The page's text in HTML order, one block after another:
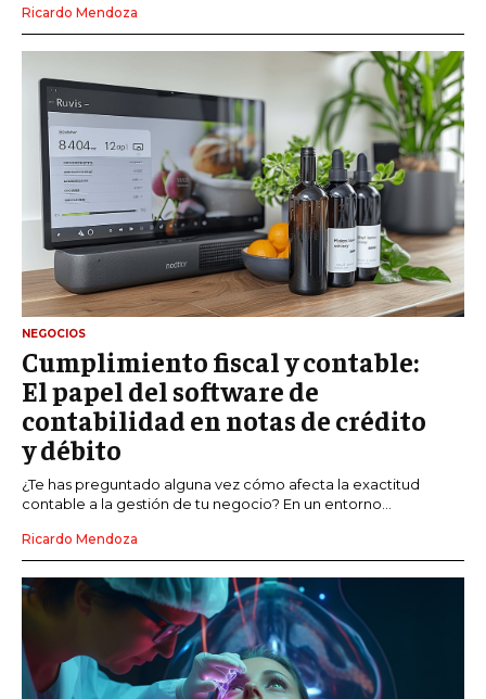
Ricardo Mendoza
NEGOCIOS
Cumplimiento fiscal y contable:
El papel del software de
contabilidad en notas de crédito
y débito
¿Te has preguntado alguna vez cómo afecta la exactitud
contable a la gestión de tu negocio? En un entorno...
Ricardo Mendoza